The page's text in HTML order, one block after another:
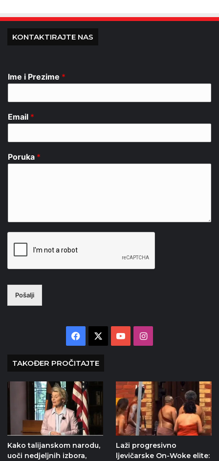
KONTAKTIRAJTE NAS
Ime i Prezime *
Email *
Poruka *
Pošalji
Facebook YouTubeInstagram
TAKOĐER PROČITAJTE
Kako talijanskom narodu,
uoči nedjeljnih izbora,
Laži progresivno
ljevičarske On-Woke elite: